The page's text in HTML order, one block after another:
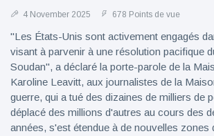
4 November 2025 678 Points de vue
"Les États-Unis sont activement engagés
visant à parvenir à une résolution pacifique
Soudan", a déclaré la porte-parole de la
Karoline Leavitt, aux journalistes de la
guerre, qui a tué des dizaines de milliers de
déplacé des millions d'autres au cours des
années, s'est étendue à de nouvelles zones